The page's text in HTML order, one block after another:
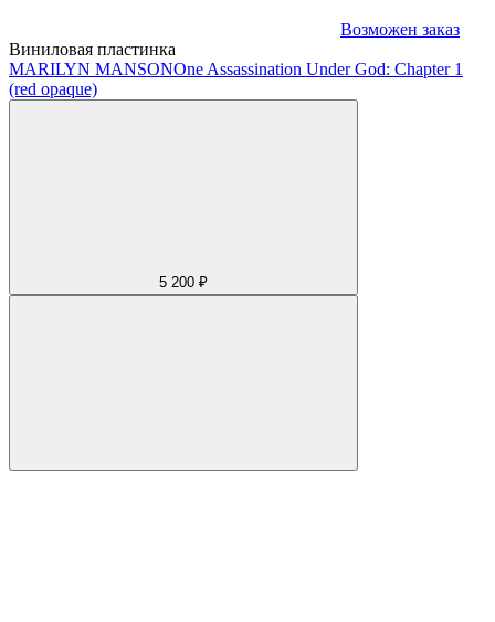
Возможен заказ
Виниловая пластинка
MARILYN MANSONOne Assassination Under God: Chapter 1
(red opaque)
5 200 ₽